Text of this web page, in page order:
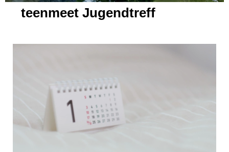
teenmeet Jugendtreff